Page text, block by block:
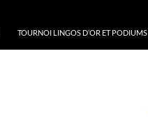
TOURNOI LINGOS D’OR ET PODIUMS